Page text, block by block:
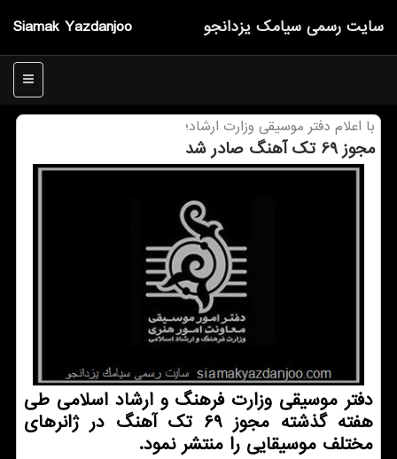
Siamak Yazdanjoo سایت رسمی سیامك یزدانجو
منو
با اعلام دفتر موسیقی وزارت ارشاد؛
مجوز 69 تك آهنگ صادر شد
دفتر موسیقی وزارت فرهنگ و ارشاد اسلامی طی
هفته گذشته مجوز ۶۹ تك آهنگ در ژانرهای
مختلف موسیقایی را منتشر نمود.